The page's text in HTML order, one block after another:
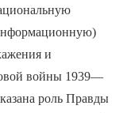
и
войны 1939—
роль Правды